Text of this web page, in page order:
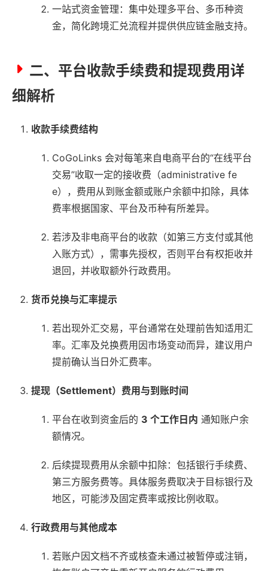
一站式资金管理：集中处理多平台、多币种资
金，简化跨境汇兑流程并提供供应链金融支持。
二、平台收款手续费和提现费用详
细解析
收款手续费结构
CoGoLinks 会对每笔来自电商平台的“在线平台
交易”收取一定的接收费（administrative fe
e），费用从到账金额或账户余额中扣除，具体
费率根据国家、平台及币种有所差异。
若涉及非电商平台的收款（如第三方支付或其他
入账方式），需事先授权，否则平台有权拒收并
退回，并收取额外行政费用。
货币兑换与汇率提示
若出现外汇交易，平台通常在处理前告知适用汇
率。汇率及兑换费用因市场变动而异，建议用户
提前确认当日外汇费率。
提现（Settlement）费用与到账时间
平台在收到资金后的 3 个工作日内 通知账户余
额情况。
后续提现费用从余额中扣除：包括银行手续费、
第三方服务费等。具体服务费取决于目标银行及
地区，可能涉及固定费率或按比例收取。
行政费用与其他成本
若账户因文档不齐或核查未通过被暂停或注销，